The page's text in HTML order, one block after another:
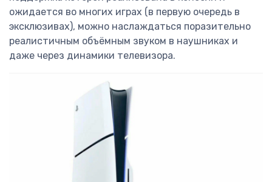
ожидается во многих играх (в первую очередь в
эксклюзивах), можно наслаждаться поразительно
реалистичным объёмным звуком в наушниках и
даже через динамики телевизора.